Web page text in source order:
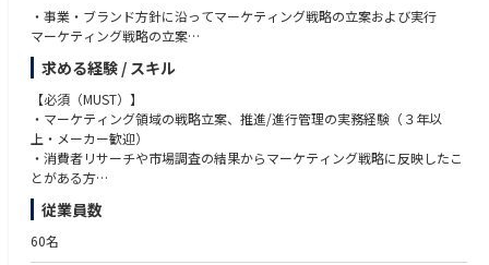
・エンジニア、デザイナー、マーケターとの連携
・開発優先順位の決定
・リリース後の効果検証および改善推進
・事業・ブランド方針に沿ってマーケティング戦略の立案および実行
マーケティング戦略の立案
市場分析／顧客分析／競合分析
マーケティングKPI管理
・マーケ施策のプロジェクト設計/管理
シーズナルおよび新製品のIMC計画
プロジェクト進行
予算・発注・効果測定の運用
・クリエイティブ制作/コンテンツ推進
・デジタル/広告/EC運用のディレクション
求める経験 / スキル
【必須（MUST）】
・マーケティング領域の戦略立案、推進/進行管理の実務経験（３年以
上・メーカー歓迎）
・消費者リサーチや市場調査の結果からマーケティング戦略に反映したこ
とがある方
・チームでの共同経験があり、プロジェクトをリードした実績がある方
【歓迎（WANT）】
従業員数
60名